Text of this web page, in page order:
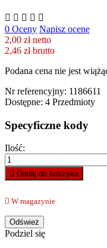
0 Oceny Napisz ocenę
2,00 zł netto
2,46 zł brutto
Podana cena nie jest
Nr referencyjny: 1186611
Dostępne: 4 Przedmioty
Specyficzne kody
Ilość:
Dodaj do koszyka
W magazynie
Podziel się